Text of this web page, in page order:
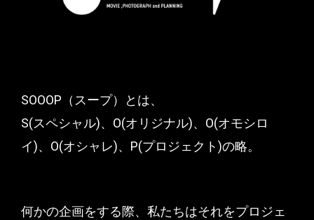
SOOOP（スープ）とは、
S(スペシャル)、O(オリジナル)、O(オモシロ
イ)、O(オシャレ)、P(プロジェクト)の略。
何かの企画をする際、私たちはそれをプロジェ